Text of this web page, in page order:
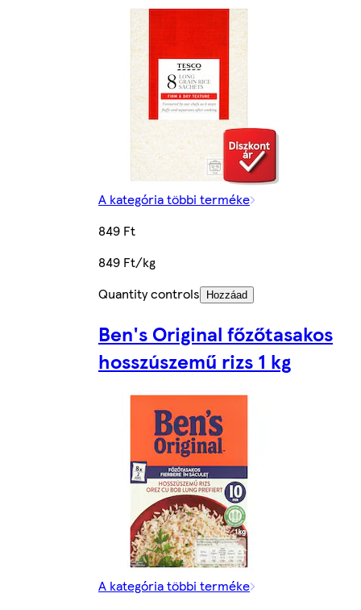
A kategória többi terméke
849 Ft
849 Ft/kg
Quantity controls
Hozzáad
Ben's Original főzőtasakos
hosszúszemű rizs 1 kg
A kategória többi terméke